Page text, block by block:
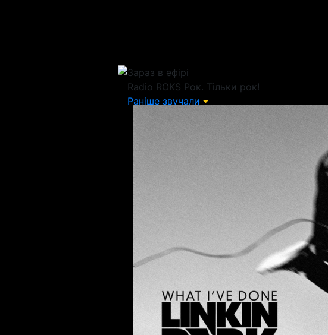
Зараз в ефірі
Radio ROKS Рок. Тільки рок!
Раніше звучали